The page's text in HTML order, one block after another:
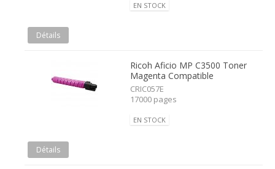
EN STOCK
Détails
Ricoh Aficio MP C3500 Toner
Magenta Compatible
CRIC057E
17000 pages
EN STOCK
Détails